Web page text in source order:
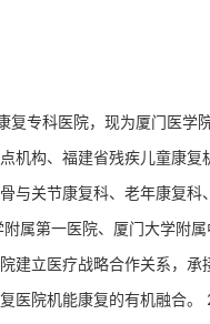
复专科医院，现为厦门医学
机构、福建省残疾儿童康复
与关节康复科、老年康复科
属第一医院、厦门大学附
建立医疗战略合作关系，承
医院机能康复的有机融合。